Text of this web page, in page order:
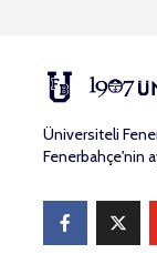
Üniversiteli
Fenerbahçe'nin